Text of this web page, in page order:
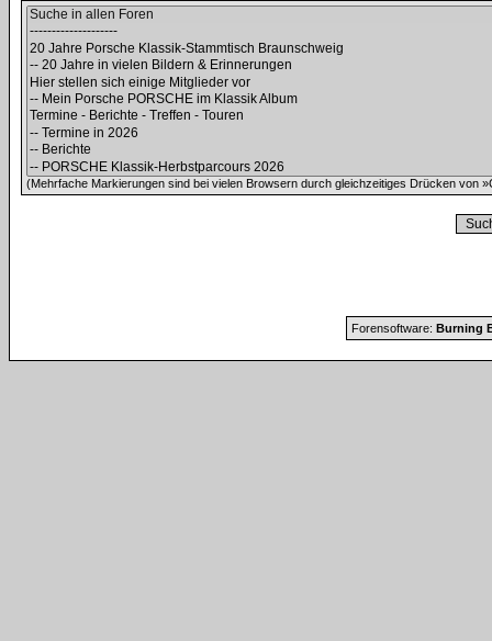
(Mehrfache Markierungen sind bei vielen Browsern durch gleichzeitiges Drücken von
Forensoftware: Burning